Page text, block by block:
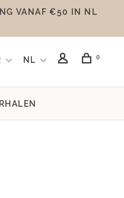
VANAF €50 IN NL
NL 0